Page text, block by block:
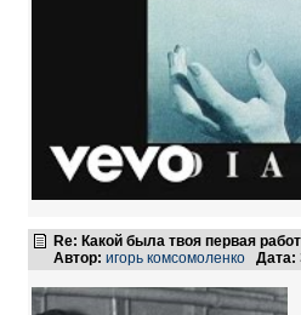
Re: Какой была твоя первая
Автор: игорь комсомоленко Дата: